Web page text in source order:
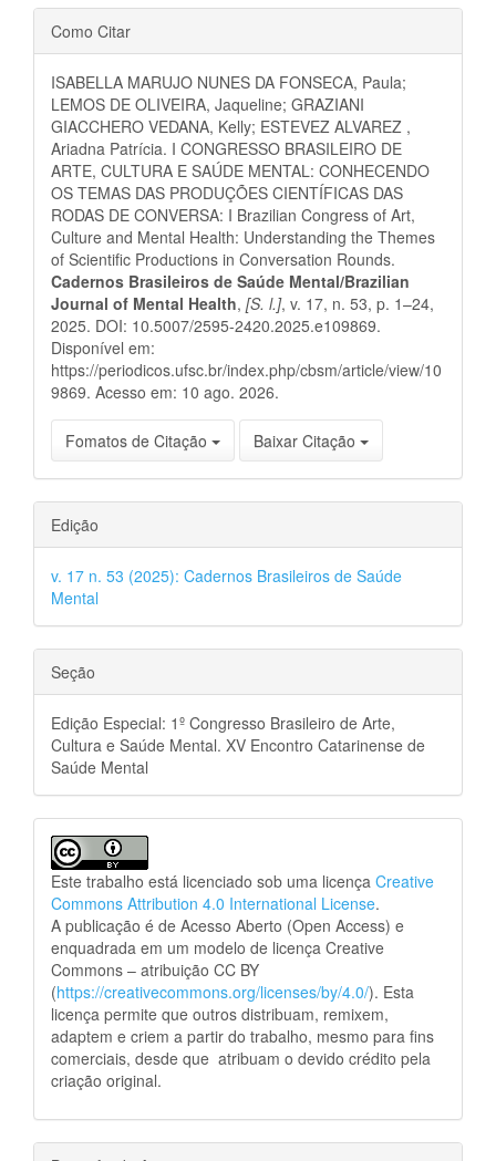
Detalhes
do
artigo
Como Citar
ISABELLA MARUJO NUNES DA FONSECA, Paula;
LEMOS DE OLIVEIRA, Jaqueline; GRAZIANI
GIACCHERO VEDANA, Kelly; ESTEVEZ ALVAREZ ,
Ariadna Patrícia. I CONGRESSO BRASILEIRO DE
ARTE, CULTURA E SAÚDE MENTAL: CONHECENDO
OS TEMAS DAS PRODUÇÕES CIENTÍFICAS DAS
RODAS DE CONVERSA: I Brazilian Congress of Art,
Culture and Mental Health: Understanding the Themes
of Scientific Productions in Conversation Rounds.
Cadernos Brasileiros de Saúde Mental/Brazilian
Journal of Mental Health, [S. l.], v. 17, n. 53, p. 1–24,
2025. DOI: 10.5007/2595-2420.2025.e109869.
Disponível em:
https://periodicos.ufsc.br/index.php/cbsm/article/view/10
9869. Acesso em: 10 ago. 2026.
Fomatos de Citação Baixar Citação
Edição
v. 17 n. 53 (2025): Cadernos Brasileiros de Saúde
Mental
Seção
Edição Especial: 1º Congresso Brasileiro de Arte,
Cultura e Saúde Mental. XV Encontro Catarinense de
Saúde Mental
Este trabalho está licenciado sob uma licença Creative
Commons Attribution 4.0 International License.
A publicação é de Acesso Aberto (Open Access) e
enquadrada em um modelo de licença Creative
Commons – atribuição CC BY
(https://creativecommons.org/licenses/by/4.0/). Esta
licença permite que outros distribuam, remixem,
adaptem e criem a partir do trabalho, mesmo para fins
comerciais, desde que atribuam o devido crédito pela
criação original.